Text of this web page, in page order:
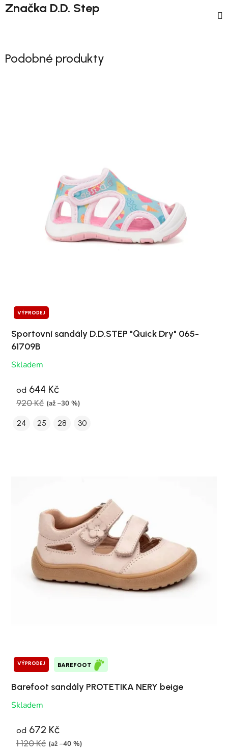
Značka D.D. Step
Podobné produkty
VÝPRODEJ
Sportovní sandály D.D.STEP "Quick Dry" 065-
61709B
Skladem
od 644 Kč
920 Kč (až –30 %)
24 25 28 30
VÝPRODEJ BAREFOOT
Barefoot sandály PROTETIKA NERY beige
Skladem
od 672 Kč
1 120 Kč (až –40 %)